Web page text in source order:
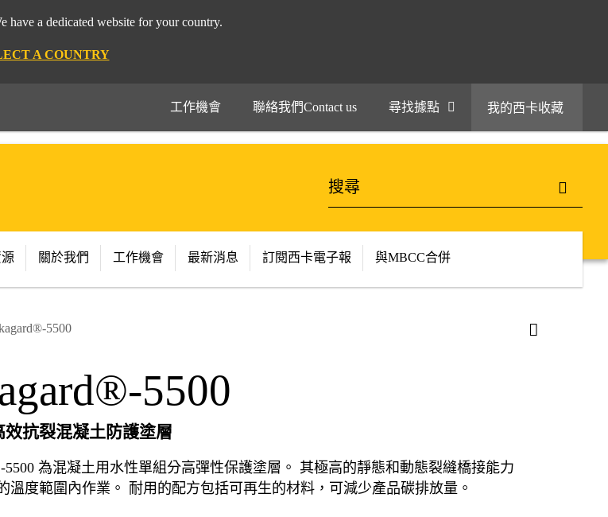
a dedicated website for your country.
A COUNTRY
工作機會 聯絡我們Contact us 尋找據點 我的西卡收藏
關於我們 工作機會 最新消息 訂閱西卡電子報 與MBCC合併
5500
5500
效抗裂混凝土防護塗層
5500 為混凝土用水性單組分高彈性保護塗層。 其極高的靜態和動態裂縫橋接能力
溫度範圍內作業。 耐用的配方包括可再生的材料，可減少產品碳排放量。